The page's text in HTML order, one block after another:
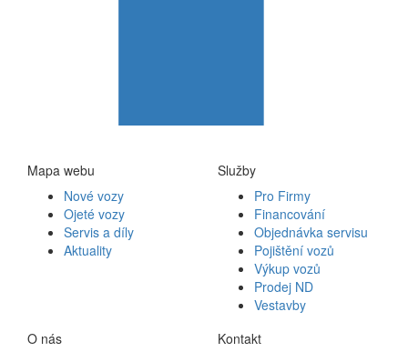
Mapa webu
Nové vozy
Ojeté vozy
Servis a díly
Aktuality
Služby
Pro Firmy
Financování
Objednávka servisu
Pojištění vozů
Výkup vozů
Prodej ND
Vestavby
O nás
Kontakt